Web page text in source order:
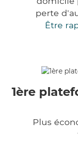
perte
Être
1ère
Plus